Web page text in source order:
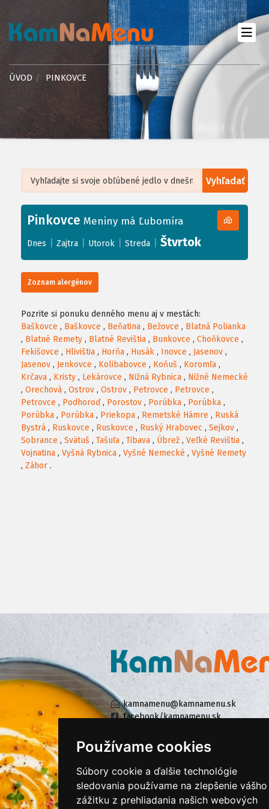
Používame cookies
Súbory cookie a ďalšie technológie
sledovania používame na zlepšenie vášho
zážitku z prehliadania našich webových
ÚVOD PINKOVCE
Vyhľadať
+
−
Leaflet| ©OpenStreetMap, Tiles courtesy ofHumanitarian OpenStreetMap
Pinkovce Meniny má Ľubomíra
Dnes Zajtra Utorok Streda Štvrtok
Zoznam alergénov
Pozrite si ponuku denného menu aj v mestách:
Baškovce , Baškovce , Beňatina , Bežovce , Blatná Polianka
, Blatné Remety , Blatné Revištia , Bunkovce , Choňkovce ,
Fekišovce , Hlivištia , Horňa , Husák , Inovce , Jasenov ,
Jasenov , Jenkovce , Kolibabovce , Koňuš , Koromľa ,
Krčava , Kristy , Lekárovce , Nižná Rybnica , Nižné Nemecké
, Orechová , Ostrov , Ostrov , Petrovce , Petrovce ,
Petrovce , Podhoroď, Porostov , Porúbka , Porúbka ,
Porúbka , Porúbka , Priekopa , Remetské Hámre , Ruská
Bystrá , Ruskovce , Ruskovce , Ruský Hrabovec , Sejkov ,
Sobrance , Svätuš , Tašuľa , Tibava , Úbrež , Veľké Revištia ,
Vojnatina , Vyšná Rybnica , Vyšné Nemecké , Vyšné Remety
, Záhor .
kamnamenu@kamnamenu.sk
facebook/kamnamenu.sk
KONTAKTUJTE NÁS